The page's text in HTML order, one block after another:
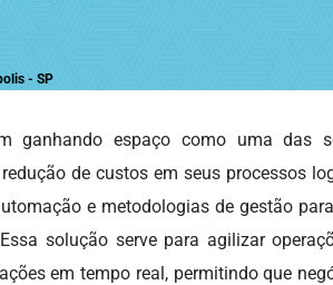
- SP
ganhando espaço como uma das
de custos em seus processos
e metodologias de gestão
solução serve para agilizar
em tempo real, permitindo que